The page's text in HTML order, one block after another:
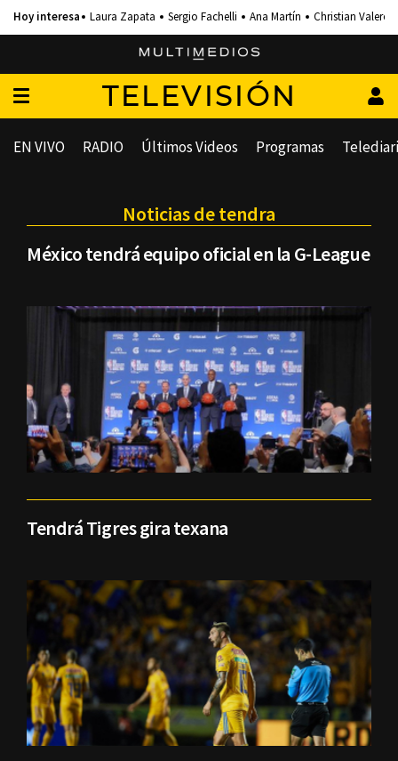
Laura Zapata Sergio Fachelli Ana Martín Christian Valero
TELEVISIÓN
EN VIVO RADIO Últimos Videos Programas
Noticias de tendra
México tendrá equipo oficial en la G-League
Tendrá Tigres gira texana